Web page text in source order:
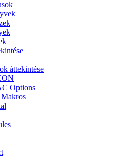
áttekintése
Options